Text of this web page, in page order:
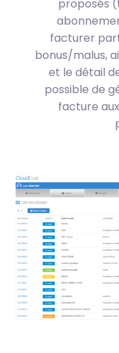
proposés
facturer
bonus/malus,
et le détail
possible de
facture